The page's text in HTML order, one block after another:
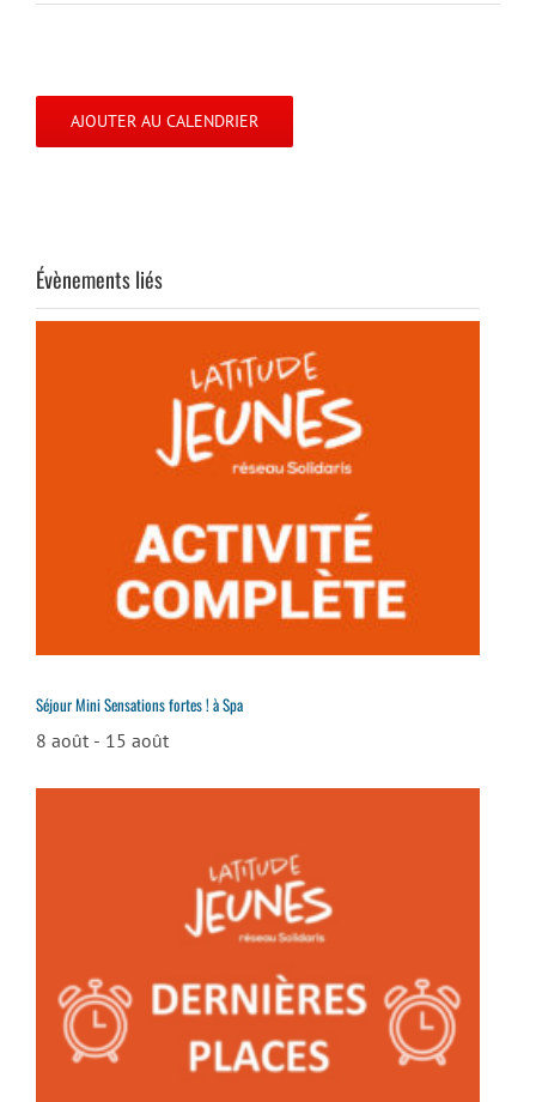
AJOUTER AU CALENDRIER
Évènements liés
Séjour Mini Sensations fortes ! à Spa
8 août - 15 août